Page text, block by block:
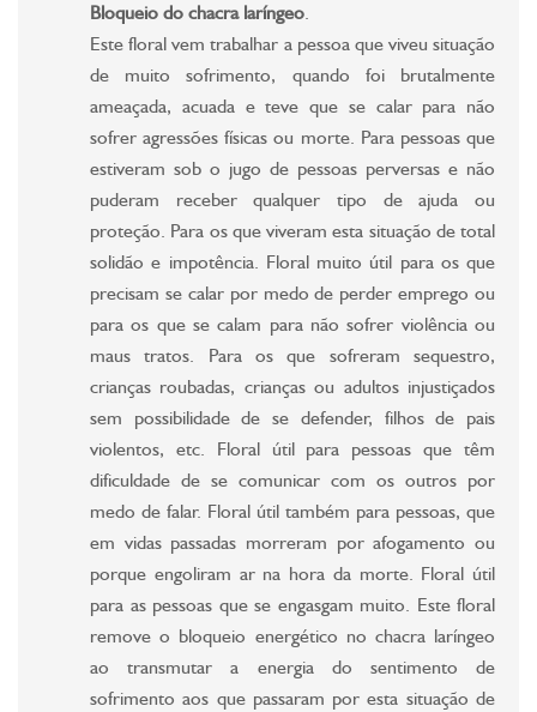
Bloqueio do chacra laríngeo.
Este floral vem trabalhar a pessoa que viveu situação
de muito sofrimento, quando foi brutalmente
ameaçada, acuada e teve que se calar para não
sofrer agressões físicas ou morte. Para pessoas que
estiveram sob o jugo de pessoas perversas e não
puderam receber qualquer tipo de ajuda ou
proteção. Para os que viveram esta situação de total
solidão e impotência. Floral muito útil para os que
precisam se calar por medo de perder emprego ou
para os que se calam para não sofrer violência ou
maus tratos. Para os que sofreram sequestro,
crianças roubadas, crianças ou adultos injustiçados
sem possibilidade de se defender, filhos de pais
violentos, etc. Floral útil para pessoas que têm
dificuldade de se comunicar com os outros por
medo de falar. Floral útil também para pessoas, que
em vidas passadas morreram por afogamento ou
porque engoliram ar na hora da morte. Floral útil
para as pessoas que se engasgam muito. Este floral
remove o bloqueio energético no chacra laríngeo
ao transmutar a energia do sentimento de
sofrimento aos que passaram por esta situação de